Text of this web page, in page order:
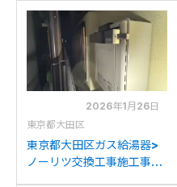
2026年1月26日
東京都大田区
東京都大田区ガス給湯器>
ノーリツ交換工事施工事